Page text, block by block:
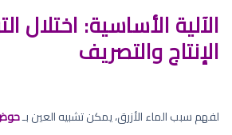
الآلية الأساسية: اختلال
الإنتاج والتصريف
لفهم سبب الماء الأزرق، يمكن تشبيه العين بـ